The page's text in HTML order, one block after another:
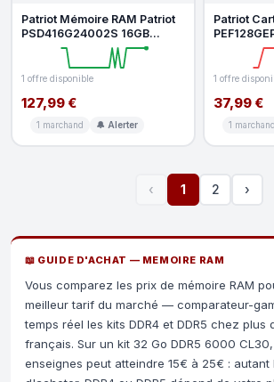
Patriot Mémoire RAM Patriot
PSD416G24002S 16GB
1x16GB DDR4 2400MHz CL17
SO-DIMM
1 offre disponible
127,99 €
1 marchand 🔔 Alerter
Patriot
1 offre
37,99 €
1 marchand
‹ 1 2 ›
📖 GUIDE D'ACHAT — MEMOIRE RAM
Vous comparez les prix de mémoire RAM
meilleur tarif du marché — comparateur-
temps réel les kits DDR4 et DDR5 chez plus
français. Sur un kit 32 Go DDR5 6000
enseignes peut atteindre 15€ à 25€ :